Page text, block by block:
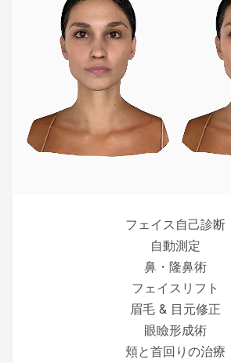
フェイス自己診断
自動測定
鼻・隆鼻術
フェイスリフト
眉毛 & 目元修正
眼瞼形成術
頬と首回りの治療